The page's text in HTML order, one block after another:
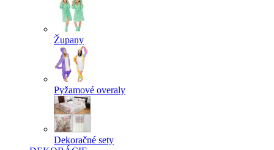
Župany
Pyžamové overaly
Dekoračné sety